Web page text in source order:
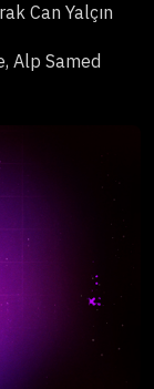
Can Yalçın
Alp Samed